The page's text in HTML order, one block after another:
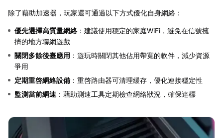
除了藉助加速器，玩家還可通過以下方式優化自身網絡：
優先選擇高質量網絡：建議使用穩定的家庭WiFi，避免在信號擁
擠的地方聯網遊戲
關閉多餘後臺應用 ：遊玩時關閉其他佔用帶寬的軟件，減少資源
爭用
定期重啓網絡設備 ：重啓路由器可清理緩存，優化連接穩定性
監測當前網速 ：藉助測速工具定期檢查網絡狀況，確保達標